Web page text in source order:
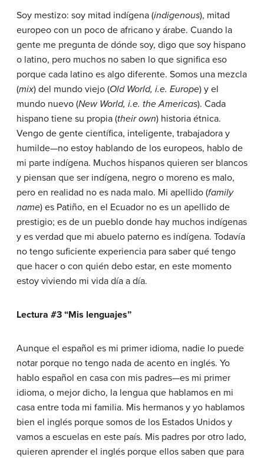
Soy mestizo: soy mitad indígena (indigenous), mitad
europeo con un poco de africano y árabe. Cuando la
gente me pregunta de dónde soy, digo que soy hispano
o latino, pero muchos no saben lo que significa eso
porque cada latino es algo diferente. Somos una mezcla
(mix) del mundo viejo (Old World, i.e. Europe) y el
mundo nuevo (New World, i.e. the Americas). Cada
hispano tiene su propia (their own) historia étnica.
Vengo de gente científica, inteligente, trabajadora y
humilde—no estoy hablando de los europeos, hablo de
mi parte indígena. Muchos hispanos quieren ser blancos
y piensan que ser indígena, negro o moreno es malo,
pero en realidad no es nada malo. Mi apellido (family
name) es Patiño, en el Ecuador no es un apellido de
prestigio; es de un pueblo donde hay muchos indígenas
y es verdad que mi abuelo paterno es indígena. Todavía
no tengo suficiente experiencia para saber qué tengo
que hacer o con quién debo estar, en este momento
estoy viviendo mi vida día a día.
Lectura #3 “Mis lenguajes”
Aunque el español es mi primer idioma, nadie lo puede
notar porque no tengo nada de acento en inglés. Yo
hablo español en casa con mis padres—es mi primer
idioma, o mejor dicho, la lengua que hablamos en mi
casa entre toda mi familia. Mis hermanos y yo hablamos
bien el inglés porque somos de los Estados Unidos y
vamos a escuelas en este país. Mis padres por otro lado,
quieren aprender el inglés porque ellos saben que para